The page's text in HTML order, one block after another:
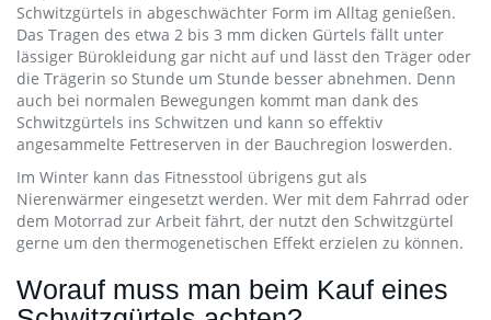
Schwitzgürtels in abgeschwächter Form im Alltag genießen.
Das Tragen des etwa 2 bis 3 mm dicken Gürtels fällt unter
lässiger Bürokleidung gar nicht auf und lässt den Träger oder
die Trägerin so Stunde um Stunde besser abnehmen. Denn
auch bei normalen Bewegungen kommt man dank des
Schwitzgürtels ins Schwitzen und kann so effektiv
angesammelte Fettreserven in der Bauchregion loswerden.
Im Winter kann das Fitnesstool übrigens gut als
Nierenwärmer eingesetzt werden. Wer mit dem Fahrrad oder
dem Motorrad zur Arbeit fährt, der nutzt den Schwitzgürtel
gerne um den thermogenetischen Effekt erzielen zu können.
Worauf muss man beim Kauf eines